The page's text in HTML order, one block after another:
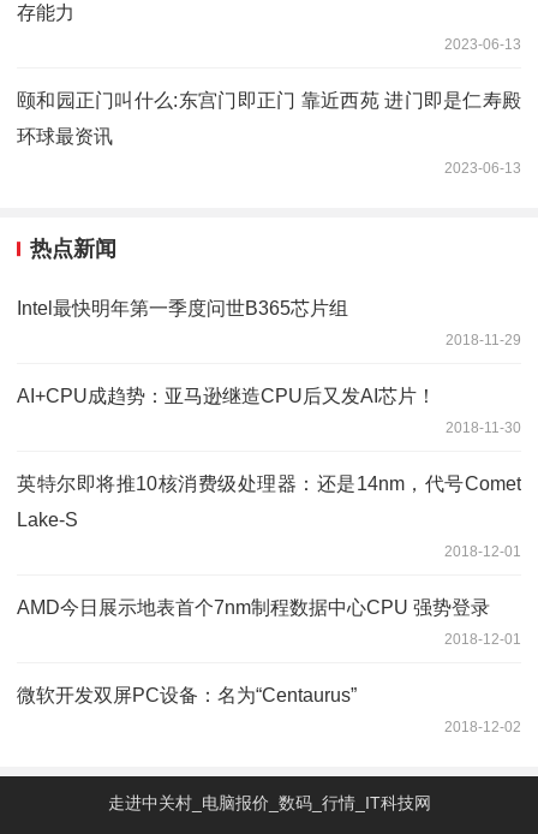
存能力
2023-06-13
颐和园正门叫什么:东宫门即正门 靠近西苑 进门即是仁寿殿
环球最资讯
2023-06-13
热点新闻
Intel最快明年第一季度问世B365芯片组
2018-11-29
AI+CPU成趋势：亚马逊继造CPU后又发AI芯片！
2018-11-30
英特尔即将推10核消费级处理器：还是14nm，代号Comet
Lake-S
2018-12-01
AMD今日展示地表首个7nm制程数据中心CPU 强势登录
2018-12-01
微软开发双屏PC设备：名为“Centaurus”
2018-12-02
走进中关村_电脑报价_数码_行情_IT科技网